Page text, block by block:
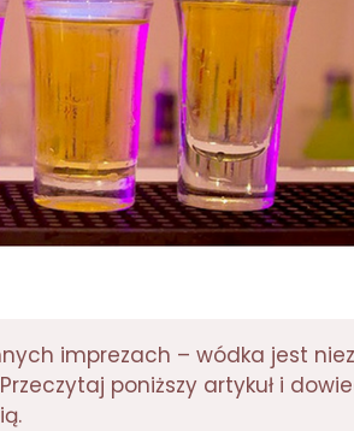
imprezach – wódka jest
poniższy artykuł i